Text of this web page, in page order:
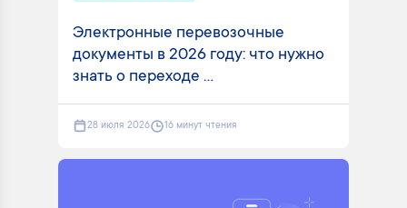
Электронные перевозочные
документы в 2026 году: что нужно
знать о переходе ...
28 июля 2026 16 минут чтения